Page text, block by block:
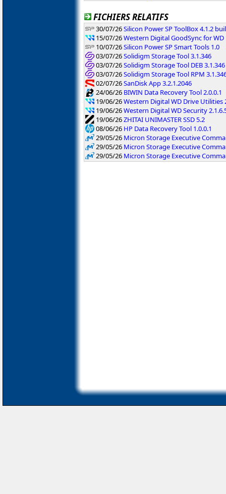
FICHIERS RELATIFS
30/07/26Silicon Power SP ToolBox 4.1.2
15/07/26Western Digital GoodSync for WD
10/07/26Silicon Power SP Smart Tools 1.0
03/07/26Solidigm Storage Tool 3.1.346
03/07/26Solidigm Storage Tool DEB 3.1.346
03/07/26Solidigm Storage Tool RPM
02/07/26SanDisk App 3.2.1.2046
24/06/26 BIWIN Data Recovery Tool 2.0.0.1
19/06/26Western Digital WD Drive Utilities
19/06/26Western Digital WD Security
19/06/26ZHITAI UNIMASTER SSD 5.2
08/06/26 HP Data Recovery Tool 1.0.0.1
29/05/26 Micron Storage Executive
29/05/26 Micron Storage Executive
29/05/26 Micron Storage Executive